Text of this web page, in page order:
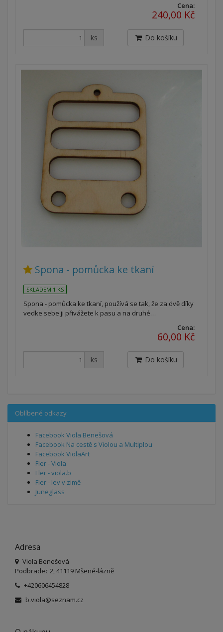
Cena:
240,00 Kč
ks Do košíku
Spona - pomůcka ke tkaní
SKLADEM 1 KS
Spona - pomůcka ke tkaní, používá se tak, že za dvě díky
vedke sebe ji přivážete k pasu a na druhé…
Cena:
60,00 Kč
ks Do košíku
Oblíbené odkazy
Facebook Viola Benešová
Facebook Na cestě s Violou a Multiplou
Facebook ViolaArt
Fler - Viola
Fler - viola.b
Fler - lev v zimě
Juneglass
Adresa
Viola Benešová
Podbradec 2, 41119 Mšené-lázně
+420606454828
b.viola@seznam.cz